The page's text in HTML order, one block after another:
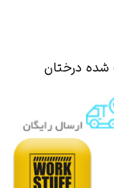
شده درختان